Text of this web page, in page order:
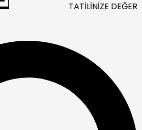
TATİLİNİZE DEĞER